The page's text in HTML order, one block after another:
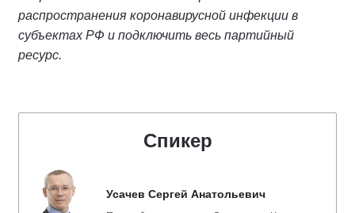
распространения коронавирусной инфекции в
субъектах РФ и подключить весь партийный
ресурс.
Спикер
Усачев Сергей Анатольевич